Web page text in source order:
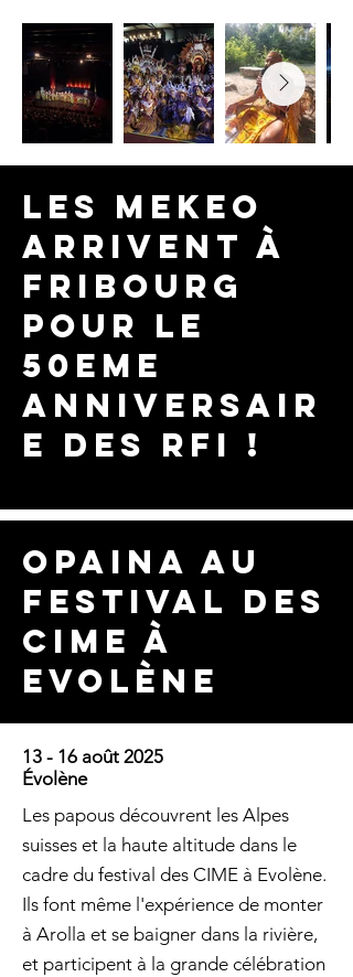
les mekeo
arrivent à
Fribourg
pour le
50eme
anniversair
e des RFI !
Opaina au
festival des
CIME À
evolène
13 - 16 août 2025
Évolène
Les papous découvrent les Alpes
suisses et la haute altitude dans le
cadre du festival des CIME à Evolène.
Ils font même l'expérience de monter
à Arolla et se baigner dans la rivière,
et participent à la grande célébration